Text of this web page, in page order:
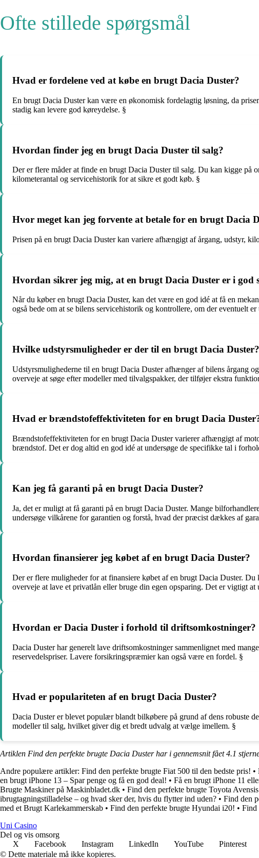
Ofte stillede spørgsmål
Hvad er fordelene ved at købe en brugt Dacia Duster?
En brugt Dacia Duster kan være en økonomisk fordelagtig løsning, da
stadig kan levere god køreydelse. §
Hvordan finder jeg en brugt Dacia Duster til salg?
Der er flere måder at finde en brugt Dacia Duster til salg. Du kan kigge på
kilometerantal og servicehistorik for at sikre et godt køb. §
Hvor meget kan jeg forvente at betale for en brugt Dacia
Prisen på en brugt Dacia Duster kan variere afhængigt af årgang, udstyr,
Hvordan sikrer jeg mig, at en brugt Dacia Duster er i god
Når du køber en brugt Dacia Duster, kan det være en god idé at få en
også bede om at se bilens servicehistorik og kontrollere, om der eventuelt er
Hvilke udstyrsmuligheder er der til en brugt Dacia Duster?
Udstyrsmulighederne til en brugt Dacia Duster afhænger af bilens årgang
overveje at søge efter modeller med tilvalgspakker, der tilføjer ekstra
Hvad er brændstofeffektiviteten for en brugt Dacia
Brændstofeffektiviteten for en brugt Dacia Duster varierer afhængigt af
brændstof. Det er dog altid en god idé at undersøge de specifikke tal i
Kan jeg få garanti på en brugt Dacia Duster?
Ja, det er muligt at få garanti på en brugt Dacia Duster. Mange
undersøge vilkårene for garantien og forstå, hvad der præcist dækkes af
Hvordan finansierer jeg købet af en brugt Dacia Duster?
Der er flere muligheder for at finansiere købet af en brugt Dacia Duster.
overveje at lave et privatlån eller bruge din egen opsparing. Det er vigtigt
Hvordan er Dacia Duster i forhold til driftsomkostninger?
Dacia Duster har generelt lave driftsomkostninger sammenlignet med
reservedelspriser. Lavere forsikringspræmier kan også være en fordel. §
Hvad er populariteten af ​​en brugt Dacia Duster?
Dacia Duster er blevet populær blandt bilkøbere på grund af dens robuste
modeller til salg, hvilket giver dig et bredt udvalg at vælge imellem. §
Artiklen Find den perfekte brugte Dacia Duster har i gennemsnit fået4.1
Andre populære artikler: Find den perfekte brugte Fiat 500 til den bedste pris! •
en brugt iPhone 13 – Spar penge og få en god deal! • Få en brugt iPhone 11
Brugte Maskiner på Maskinbladet.dk • Find den perfekte brugte Toyota
ibrugtagningstilladelse – og hvad sker der, hvis du flytter ind uden? • Find den
med et Brugt Karlekammerskab • Find den perfekte brugte Hyundai i20! • Find
Uni Casino
Del og vis omsorg
X
Facebook Instagram LinkedIn YouTube Pinterest
© Dette materiale må ikke kopieres.